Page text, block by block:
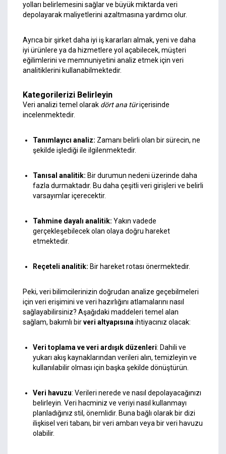
yolları belirlemesini sağlar ve büyük miktarda veri
depolayarak maliyetlerini azaltmasına yardımcı olur.
Ayrıca bir şirket daha iyi iş kararları almak, yeni ve daha
iyi ürünlere ya da hizmetlere yol açabilecek, müşteri
eğilimlerini ve memnuniyetini analiz etmek için veri
analitiklerini kullanabilmektedir.
Kategorilerizi Belirleyin
Veri analizi temel olarak dört ana türiçerisinde
incelenmektedir.
Tanımlayıcı analiz: Zamanı belirli olan bir sürecin, ne
şekilde işlediği ile ilgilenmektedir.
Tanısal analitik: Bir durumun nedeni üzerinde daha
fazla durmaktadır. Bu daha çeşitli veri girişleri ve belirli
varsayımlar içerecektir.
Tahmine dayalı analitik: Yakın vadede
gerçekleşebilecek olan olaya doğru hareket
etmektedir.
Reçeteli analitik: Bir hareket rotası önermektedir.
Peki, veri bilimcilerinizin doğrudan analize geçebilmeleri
için veri erişimini ve veri hazırlığını atlamalarını nasıl
sağlayabilirsiniz? Aşağıdaki maddeleri temel alan
sağlam, bakımlı birveri altyapısına ihtiyacınız olacak:
Veri toplama ve veri ardışık düzenleri: Dahili ve
yukarı akış kaynaklarından verileri alın, temizleyin ve
kullanılabilir olması için başka şekilde dönüştürün.
Veri havuzu: Verileri nerede ve nasıl depolayacağınızı
belirleyin. Veri hacminiz ve veriyi nasıl kullanmayı
planladığınız stil, önemlidir. Buna bağlı olarak bir dizi
ilişkisel veri tabanı, bir veri ambarı veya bir veri havuzu
olabilir.